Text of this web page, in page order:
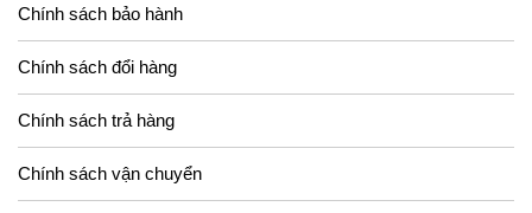
Chính sách bảo hành
Chính sách đổi hàng
Chính sách trả hàng
Chính sách vận chuyển